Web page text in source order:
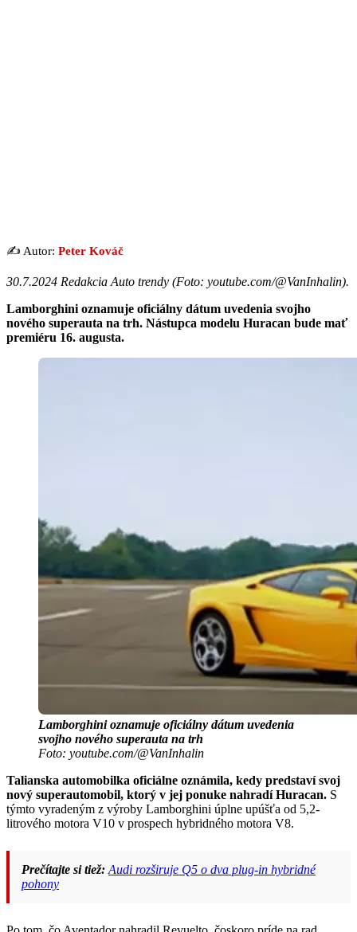
✍️ Autor: Peter Kováč
30.7.2024 Redakcia Auto trendy (Foto: youtube.com/@VanInhalin).
Lamborghini oznamuje oficiálny dátum uvedenia svojho
nového superauta na trh. Nástupca modelu Huracan bude mať
premiéru 16. augusta.
Lamborghini oznamuje oficiálny dátum uvedenia
svojho nového superauta na trh
Foto: youtube.com/@VanInhalin
Talianska automobilka oficiálne oznámila, kedy predstaví svoj
nový superautomobil, ktorý v jej ponuke nahradí Huracan. S
týmto vyradeným z výroby Lamborghini úplne upúšťa od 5,2-
litrového motora V10 v prospech hybridného motora V8.
Prečítajte si tiež: Audi rozširuje Q5 o dva plug-in hybridné
pohony